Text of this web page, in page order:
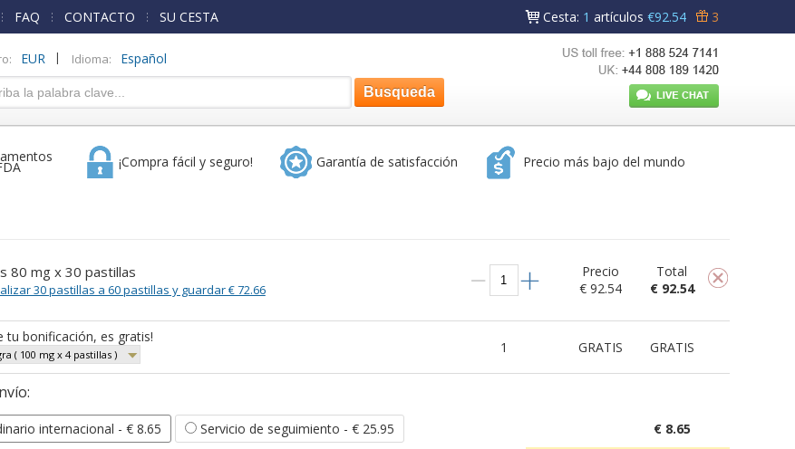
FAQ CONTACTO SU CESTA Cesta: 1 artículos €92.54 3
EUR | Idioma: Español
¡Compra fácil y seguro! Garantía de satisfacción Precio más bajo del mundo
80 mg x 30 pastillas
30 pastillas a 60 pastillas y guardar € 72.66
Precio
€ 92.54
Total
€ 92.54
tu bonificación, es gratis!
( 100 mg x 4 pastillas ) 1 GRATIS GRATIS
internacional - € 8.65 Servicio de seguimiento - € 25.95 € 8.65